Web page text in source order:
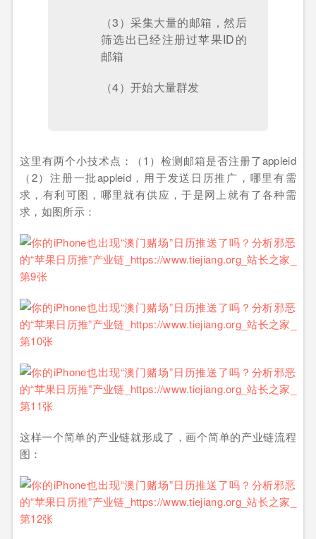
（3）采集大量的邮箱，然后
筛选出已经注册过苹果ID的
邮箱
（4）开始大量群发
这里有两个小技术点：（1）检测邮箱是否注册了appleid
（2）注册一批appleid，用于发送日历推广，哪里有需
求，有利可图，哪里就有供应，于是网上就有了各种需
求，如图所示：
这样一个简单的产业链就形成了，画个简单的产业链流程
图：